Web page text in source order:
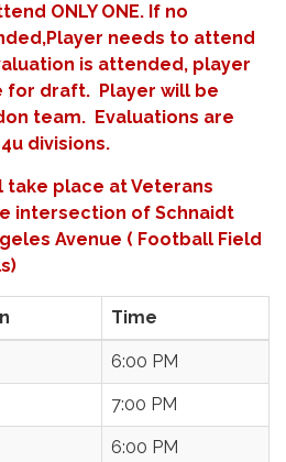
ONLY ONE. If no
needs to attend
is attended, player
for draft. Player will be
team. Evaluations are
divisions.
take place at Veterans
intersection of Schnaidt
Avenue ( Football Field
Time
6:00 PM
7:00 PM
6:00 PM